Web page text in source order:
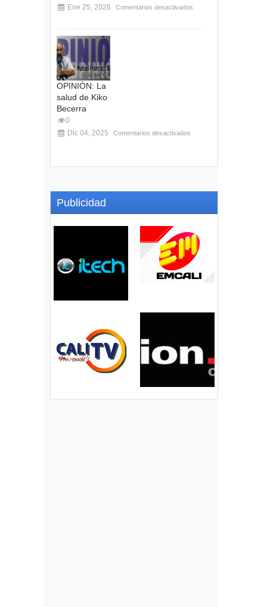
Ene 25, 2026
Comentarios desactivados
OPINIÓN: La
salud de Kiko
Becerra
0
Dic 04, 2025
Comentarios desactivados
Publicidad